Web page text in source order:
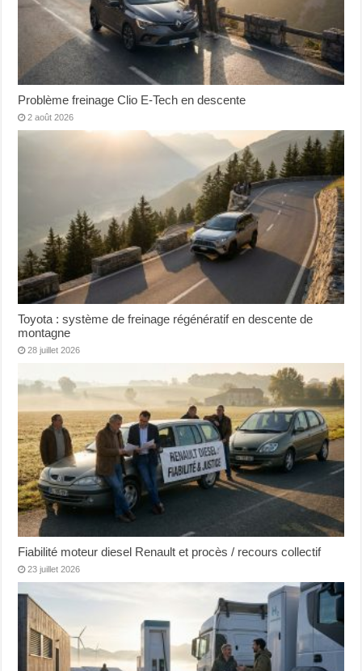
Problème freinage Clio E-Tech en descente
2 août 2026
Toyota : système de freinage régénératif en descente de
montagne
28 juillet 2026
Fiabilité moteur diesel Renault et procès / recours collectif
23 juillet 2026